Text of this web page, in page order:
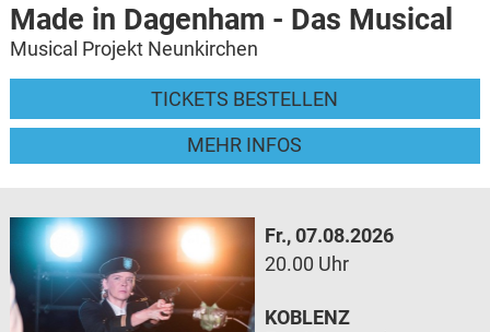
Made in Dagenham - Das Musical
Musical Projekt Neunkirchen
TICKETS BESTELLEN
MEHR INFOS
Fr., 07.08.2026
20.00 Uhr
KOBLENZ